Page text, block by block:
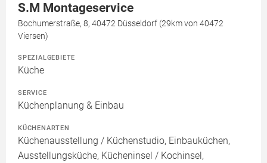
S.M Montageservice
Bochumerstraße, 8, 40472 Düsseldorf (29km von 40472
Viersen)
SPEZIALGEBIETE
Küche
SERVICE
Küchenplanung & Einbau
KÜCHENARTEN
Küchenausstellung / Küchenstudio, Einbauküchen,
Ausstellungsküche, Kücheninsel / Kochinsel,